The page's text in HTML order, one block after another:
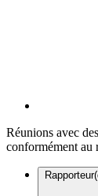
Réunions avec
conformément au